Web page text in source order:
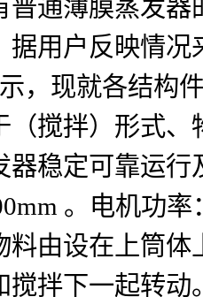
普通薄膜蒸发
据用户反映情
，现就各结构
（搅拌）形式
器稳定可靠运
。电机功
料由设在上筒
搅拌下一起转